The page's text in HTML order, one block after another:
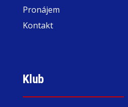
Pronájem
Kontakt
Klub